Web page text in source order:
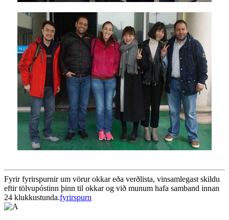
Fyrir fyrirspurnir um vörur okkar eða verðlista, vinsamlegast skildu
eftir tölvupóstinn þinn til okkar og við munum hafa samband innan
24 klukkustunda.fyrirspurn